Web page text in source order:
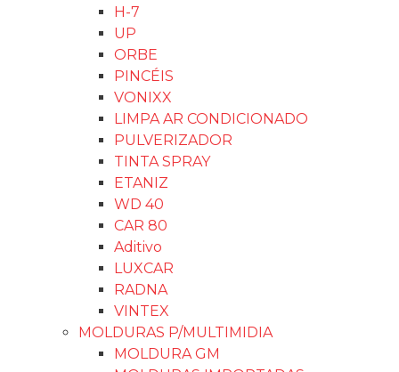
H-7
UP
ORBE
PINCÉIS
VONIXX
LIMPA AR CONDICIONADO
PULVERIZADOR
TINTA SPRAY
ETANIZ
WD 40
CAR 80
Aditivo
LUXCAR
RADNA
VINTEX
MOLDURAS P/MULTIMIDIA
MOLDURA GM